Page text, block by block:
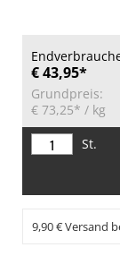
€ 43,95*
Grundpreis:
€ 73,25* / kg
St.
9,90 € Versand